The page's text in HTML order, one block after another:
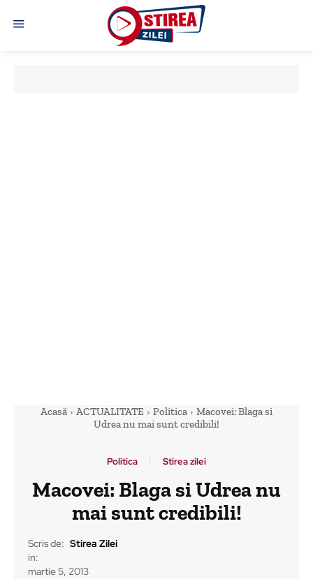
Acasă ACTUALITATE Politica
Macovei: Blaga si
Udrea nu mai sunt credibili!
Politica Stirea zilei
Macovei: Blaga si Udrea nu
mai sunt credibili!
Scris de: Stirea Zilei
in:
martie 5, 2013